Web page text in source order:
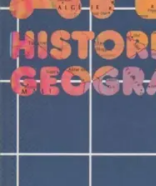
Atlas Géographique
Tendances
Perception et Utilisation
ApprentissageAtlas Thématiques
Atlas Géographique